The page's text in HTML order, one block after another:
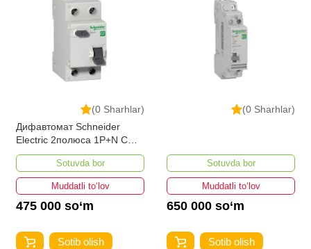
(0 Sharhlar)
Дифавтомат Schneider
Electric 2полюса 1P+N C
40А 30мА AC 4.5кА EASY9
EZ9D34640Sotuvda bor
Muddatli to‘lov
475 000 so‘m
Sotib olish
(0 Sharhlar)
Sotuvda bor
Muddatli to‘lov
650 000 so‘m
Sotib olish